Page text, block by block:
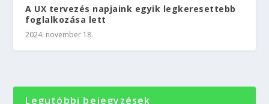
A UX tervezés napjaink egyik legkeresettebb
foglalkozása lett
2024. november 18.
Legutóbbi bejegyzések